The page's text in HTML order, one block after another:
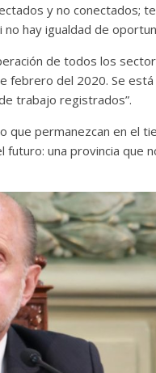
y no conectados;
hay igualdad de
de todos los
febrero del 2020. Se
trabajo registrados”.
permanezcan en el
una provincia que